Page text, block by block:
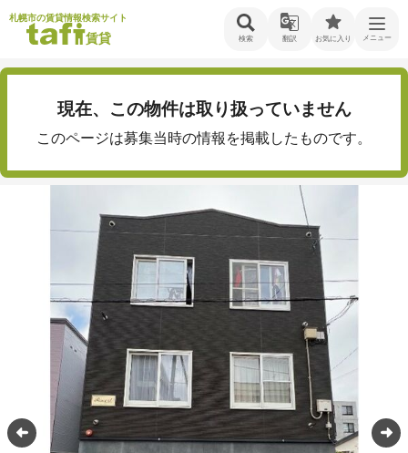
札幌市の賃貸情報検索サイト
賃貸 検索 翻訳 お気に入り メニュー
現在、この物件は取り扱っていません
このページは募集当時の情報を掲載したものです。